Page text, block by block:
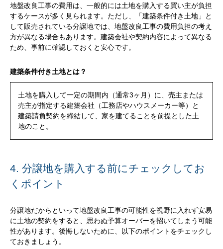
地盤改良工事の費用は、一般的には土地を購入する買い主が負担
するケースが多く見られます。ただし、「建築条件付き土地」と
して販売されている分譲地では、地盤改良工事の費用負担の考え
方が異なる場合もあります。建築会社や契約内容によって異なる
ため、事前に確認しておくと安心です。
建築条件付き土地とは？
土地を購入して一定の期間内（通常3ヶ月）に、売主または
売主が指定する建築会社（工務店やハウスメーカー等）と
建築請負契約を締結して、家を建てることを前提とした土
地のこと。
4. 分譲地を購入する前にチェックしてお
くポイント
分譲地だからといって地盤改良工事の可能性を視野に入れず安易
に土地の契約をすると、思わぬ予算オーバーを招いてしまう可能
性があります。後悔しないために、以下のポイントをチェックし
ておきましょう。